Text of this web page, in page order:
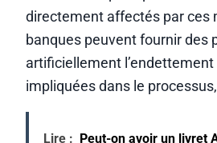
directement affectés par ces
banques peuvent fournir des
artificiellement
impliquées dans le
Lire : Peut-on avoir un livret